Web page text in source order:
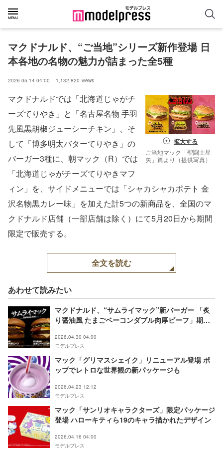
マクドナルド、“ご当地”シリーズ新作登場 日
本各地の名物の魅力が詰まった全5種
2026.05.14 04:00 1,132,820 views
拡大する
ご当地マック「聖闘士星
矢」篇より（提供写真）
マクドナルドでは「北海道じゃがチ
ーズてりやき」と「名古屋名物 手羽
先風黒胡椒ジューシーチキン」、そ
して「博多明太バターてりやき」の
バーガー3種に、朝マック（R）では
「北海道じゃがチーズてりやきマフ
ィン」を、サイドメニューでは「シャカシャカポテト 金
沢名物黒カレー味」を加えた計5つの新商品を、全国のマ
クドナルド店舗（一部店舗は除く）にて5月20日から期間
限定で販売する。
全文を読む
あわせて読みたい
マクドナルド、“サムライマック”新バーガー 「炙
り醤油風 たまごベーコンダブル肉厚ビーフ」期間
2026.04.30 04:00
モデルプレス
マック「グリマスシェイク」リニューアル登場 ポ
ップでレトロな世界観の新パッケージも
2026.04.23 12:12
モデルプレス
マック「サンリオキャラクターズ」限定パッケージ
登場 ハローキティら19のキャラ描かれたデザイン
2026.04.16 04:00
モデルプレス